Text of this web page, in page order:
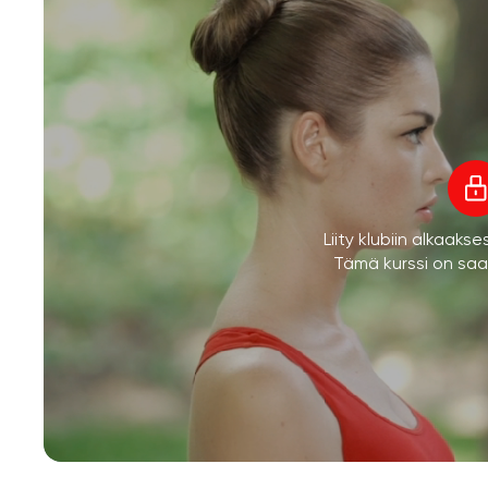
Liity klubiin
Tämä kurssi on